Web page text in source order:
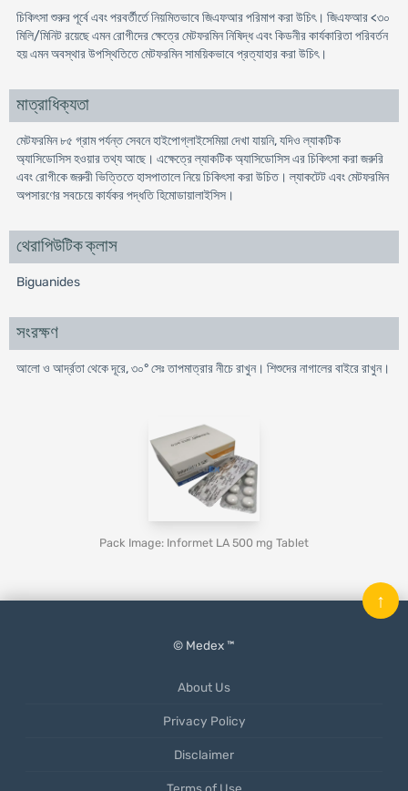
চিকিৎসা শুরুর পূর্বে এবং পরবর্তীর্তে নিয়মিতভাবে জিএফআর পরিমাপ করা উচিৎ। জিএফআর <৩০
মিলি/মিনিট রয়েছে এমন রোগীদের ক্ষেত্রে মেটফরমিন নিষিদ্ধ এবং কিডনীর কার্যকারিতা পরিবর্তন
হয় এমন অবস্থার উপস্থিতিতে মেটফরমিন সাময়িকভাবে প্রত্যাহার করা উচিৎ।
মাত্রাধিক্যতা
মেটফরমিন ৮৫ গ্রাম পর্যন্ত সেবনে হাইপোগ্লাইসেমিয়া দেখা যায়নি, যদিও ল্যাকটিক
অ্যাসিডোসিস হওয়ার তথ্য আছে। এক্ষেত্রে ল্যাকটিক অ্যাসিডোসিস এর চিকিৎসা করা জরুরি
এবং রোগীকে জরুরী ভিত্তিতে হাসপাতালে নিয়ে চিকিৎসা করা উচিত। ল্যাকটেট এবং মেটফরমিন
অপসারণের সবচেয়ে কার্যকর পদ্ধতি হিমোডায়ালাইসিস।
থেরাপিউটিক ক্লাস
Biguanides
সংরক্ষণ
আলো ও আর্দ্রতা থেকে দূরে, ৩০° সেঃ তাপমাত্রার নীচে রাখুন। শিশুদের নাগালের বাইরে রাখুন।
Pack Image: Informet LA 500 mg Tablet
© Medex ™
About Us
Privacy Policy
Disclaimer
↑